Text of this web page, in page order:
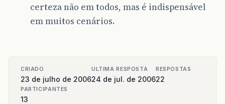
certeza não em todos, mas é indispensável
em muitos cenários.
CRIADO
23 de julho de 2006
ULTIMA RESPOSTA
24 de jul. de 2006
RESPOSTAS
22
PARTICIPANTES
13